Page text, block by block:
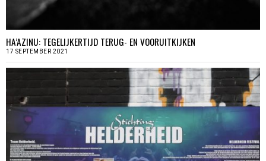
HA’AZINU: TEGELIJKERTIJD TERUG- EN VOORUITKIJKEN
17 SEPTEMBER 2021